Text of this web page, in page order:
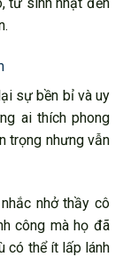
sự bền bỉ và uy
ai thích phong
trọng nhưng vẫn
nhở thầy cô
công mà họ đã
có thể ít lấp lánh